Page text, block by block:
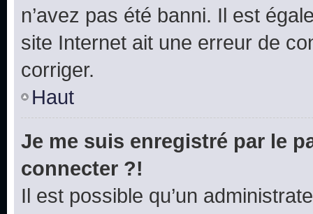
n’avez pas été banni. Il est
site Internet ait une erreur de
corriger.
Haut
Je me suis enregistré par le
connecter ?!
Il est possible qu’un